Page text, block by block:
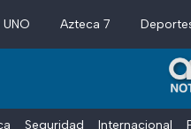
Azteca 7
Seguridad Internacional